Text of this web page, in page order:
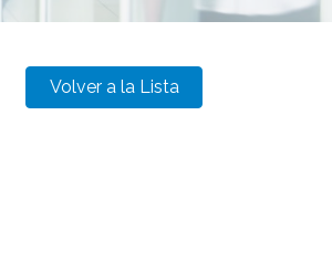
Volver a la Lista